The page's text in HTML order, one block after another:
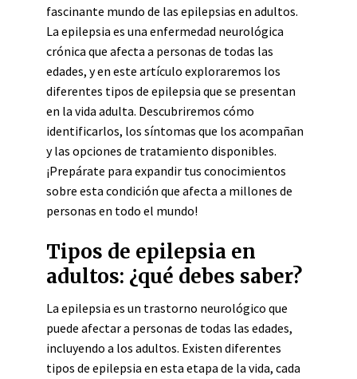
fascinante mundo de las epilepsias en adultos.
La epilepsia es una enfermedad neurológica
crónica que afecta a personas de todas las
edades, y en este artículo exploraremos los
diferentes tipos de epilepsia que se presentan
en la vida adulta. Descubriremos cómo
identificarlos, los síntomas que los acompañan
y las opciones de tratamiento disponibles.
¡Prepárate para expandir tus conocimientos
sobre esta condición que afecta a millones de
personas en todo el mundo!
Tipos de epilepsia en
adultos: ¿qué debes saber?
La epilepsia es un trastorno neurológico que
puede afectar a personas de todas las edades,
incluyendo a los adultos. Existen diferentes
tipos de epilepsia en esta etapa de la vida, cada